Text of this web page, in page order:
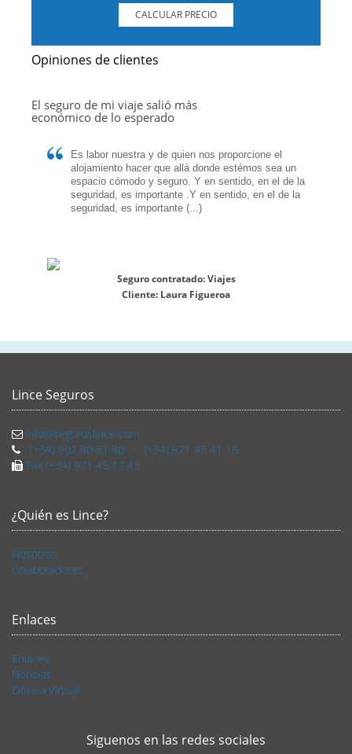
CALCULAR PRECIO
Opiniones de clientes
El seguro de mi viaje salió más
económico de lo esperado
Es labor nuestra y de quien nos proporcione el
alojamiento hacer que allá donde estémos sea un
espacio cómodo y seguro. Y en sentido, en el de la
seguridad, es importante .Y en sentido, en el de la
seguridad, es importante (...)
Seguro contratado:Viajes
Cliente: Laura Figueroa
Lince Seguros
info@seguroslince.com
(+34) 902 80 81 80 - (+34) 971 45 41 16
Fax (+34) 971 45 17 43
¿Quién es Lince?
Nosotros
Colaboradores
Enlaces
Enlaces
Noticias
Oficina Virtual
Siguenos en las redes sociales